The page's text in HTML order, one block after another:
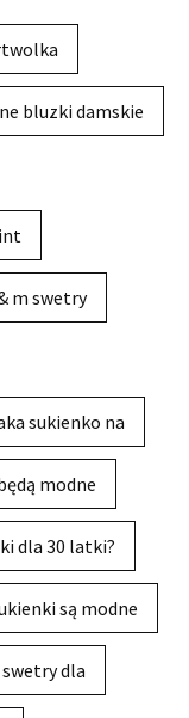
bluzki damskie
m swetry
sukienko na
modne
dla 30 latki?
są modne
dla